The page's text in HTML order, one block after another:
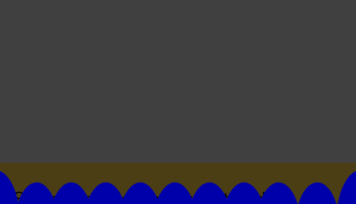
Suivez toutes les actualités du